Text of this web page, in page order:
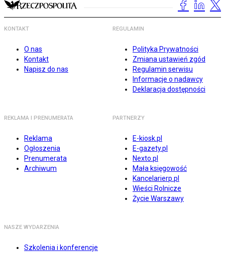
KONTAKT
O nas
Kontakt
Napisz do nas
REGULAMIN
Polityka Prywatności
Zmiana ustawień zgód
Regulamin serwisu
Informacje o nadawcy
Deklaracja dostępności
REKLAMA I PRENUMERATA
Reklama
Ogłoszenia
Prenumerata
Archiwum
PARTNERZY
E-kiosk.pl
E-gazety.pl
Nexto.pl
Mała księgowość
Kancelarierp.pl
Wieści Rolnicze
Życie Warszawy
NASZE WYDARZENIA
Szkolenia i konferencje